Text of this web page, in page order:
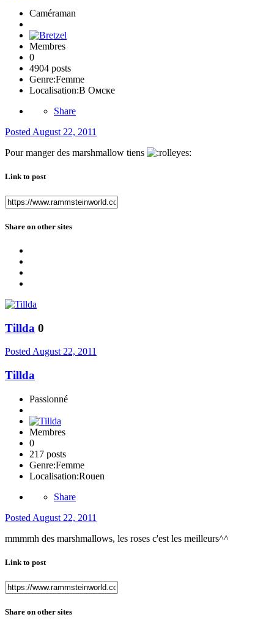
Caméraman
Membres
0
4904 posts
Genre:Femme
Localisation:В Омске
Share
Posted August 22, 2011
Pour manger des marshmallow tiens
Link to post
Share on other sites
Tillda 0
Posted August 22, 2011
Tillda
Passionné
Membres
0
217 posts
Genre:Femme
Localisation:Rouen
Share
Posted August 22, 2011
mmmmh des marshmallows, les roses c'est les meilleurs^^
Link to post
Share on other sites